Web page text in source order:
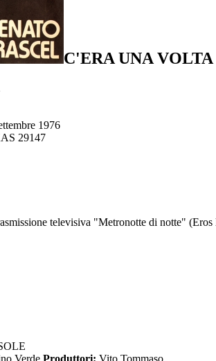
C'ERA UNA
1976
29147
televisiva "Metronotte di notte"